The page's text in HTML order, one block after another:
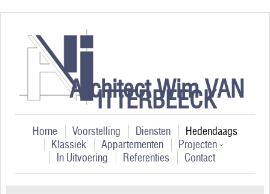
Architect Wim VAN
ITTERBEECK
Home Voorstelling Diensten
Hedendaags
Klassiek
Appartementen
Projecten
In Uitvoering
Referenties Contact